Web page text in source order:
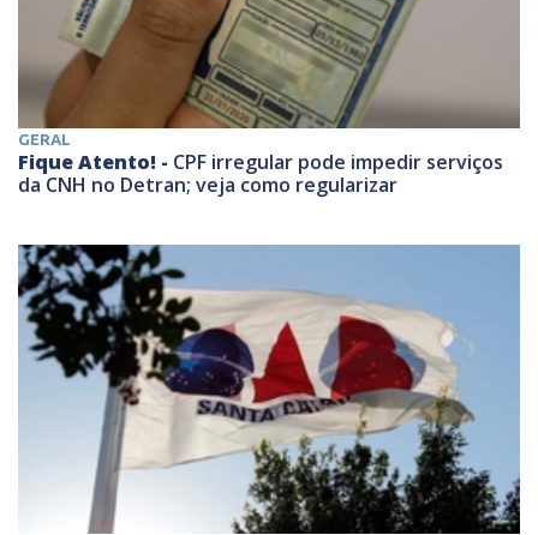
GERAL
Fique Atento! - CPF irregular pode impedir serviços
da CNH no Detran; veja como regularizar